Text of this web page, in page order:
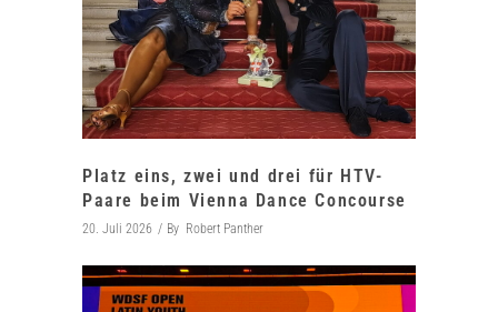
Platz eins, zwei und drei für HTV-
Paare beim Vienna Dance Concourse
20. Juli 2026 By Robert Panther